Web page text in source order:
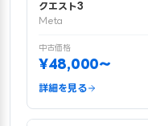
クエスト3
Meta
中古価格
¥48,000〜
詳細を見る